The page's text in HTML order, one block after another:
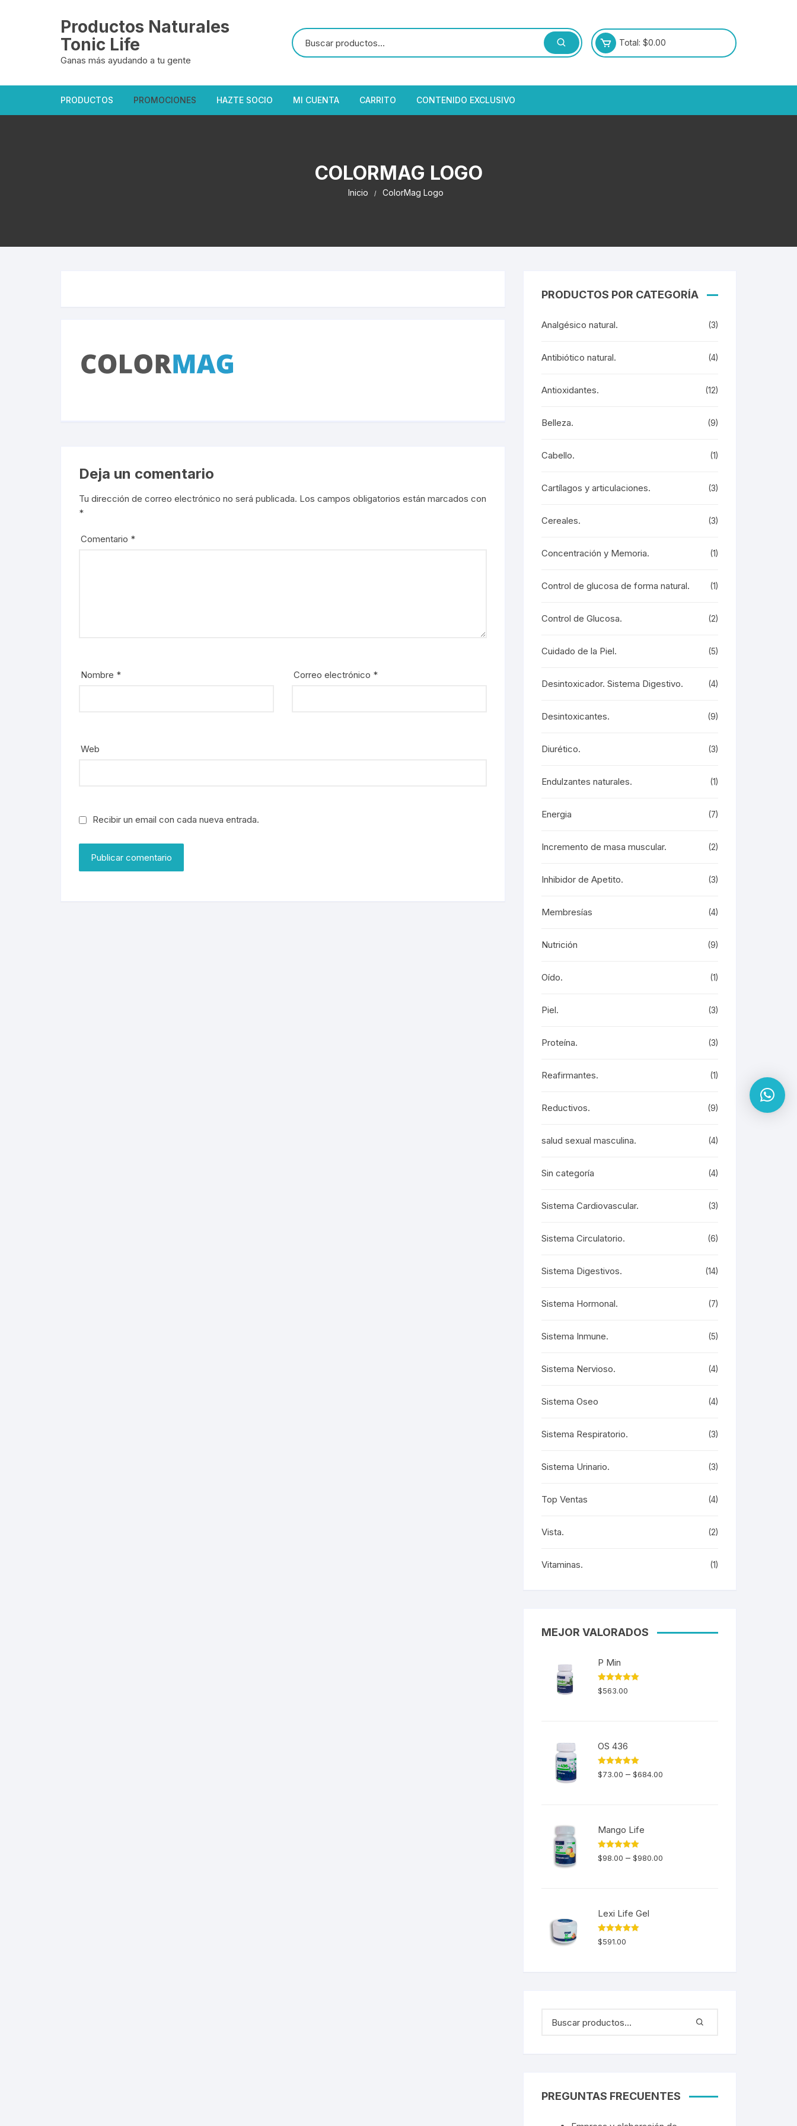
Productos Naturales
Tonic Life
Ganas más ayudando a tu gente
Total: $0.00
PRODUCTOS PROMOCIONES HAZTE SOCIO MI CUENTA CARRITO CONTENIDO EXCLUSIVO
COLORMAG LOGO
Inicio ColorMag Logo
Deja un comentario
Tu dirección de correo electrónico no será publicada. Los campos obligatorios están marcados con
*
Comentario *
Nombre * Correo electrónico *
Web
Recibir un email con cada nueva entrada.
PRODUCTOS POR CATEGORÍA
Analgésico natural. (3)
Antibiótico natural. (4)
Antioxidantes. (12)
Belleza. (9)
Cabello. (1)
Cartílagos y articulaciones. (3)
Cereales. (3)
Concentración y Memoria. (1)
Control de glucosa de forma natural. (1)
Control de Glucosa. (2)
Cuidado de la Piel. (5)
Desintoxicador. Sistema Digestivo. (4)
Desintoxicantes. (9)
Diurético. (3)
Endulzantes naturales. (1)
Energia (7)
Incremento de masa muscular. (2)
Inhibidor de Apetito. (3)
Membresías (4)
Nutrición (9)
Oído. (1)
Piel. (3)
Proteína. (3)
Reafirmantes. (1)
Reductivos. (9)
salud sexual masculina. (4)
Sin categoría (4)
Sistema Cardiovascular. (3)
Sistema Circulatorio. (6)
Sistema Digestivos. (14)
Sistema Hormonal. (7)
Sistema Inmune. (5)
Sistema Nervioso. (4)
Sistema Oseo (4)
Sistema Respiratorio. (3)
Sistema Urinario. (3)
Top Ventas (4)
Vista. (2)
Vitaminas. (1)
MEJOR VALORADOS
P Min
Valorado en
5.00 de 5
$563.00
OS 436
Valorado en
5.00 de 5
$73.00 – $684.00
Mango Life
Valorado en
5.00 de 5
$98.00 – $980.00
Lexi Life Gel
Valorado en
5.00 de 5
$591.00
PREGUNTAS FRECUENTES